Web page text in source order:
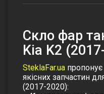
Скло фар
Kia K2
SteklaFar.ua
якісних запчастин
(2017-2020):